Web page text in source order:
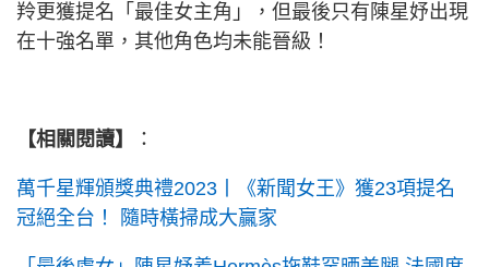
羚更獲提名「最佳女主角」，但最後只有陳星妤出現
在十強名單，其他角色均未能晉級！
【相關閱讀】 ：
萬千星輝頒獎典禮2023丨《新聞女王》獲23項提名
冠絕全台！ 隨時橫掃成大贏家